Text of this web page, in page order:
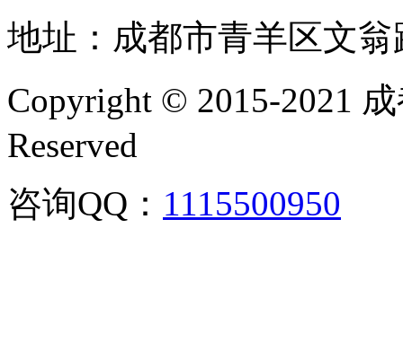
地址：成都市青羊区文
Copyright © 2015-2021
Reserved
咨询QQ： 1115500950